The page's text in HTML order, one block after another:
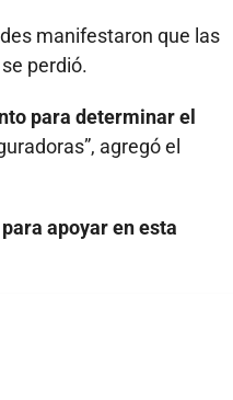
manifestaron que las
perdió.
para determinar el
agregó el
apoyar en esta